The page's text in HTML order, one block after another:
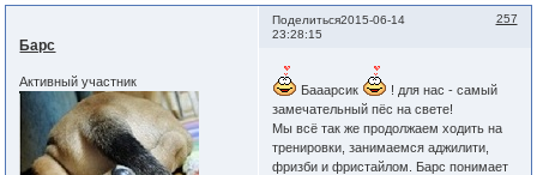
Поделиться 257
2015-06-14
23:28:15
Барс
Активный участник
Бааарсик
! для нас - самый
замечательный пёс на свете!
Мы всё так же продолжаем ходить на
тренировки, занимаемся аджилити,
фризби и фристайлом. Барс понимает